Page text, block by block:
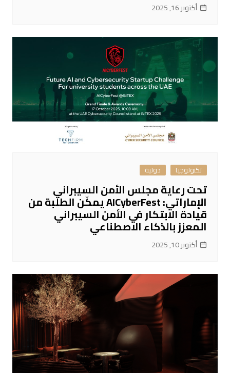
أكتوبر 16, 2025
تكنولوجيا دولية
تحت رعاية مجلس الأمن السيبراني
الإماراتي: AICyberFest يمكّن الطلبة من
قيادة الابتكار في الأمن السيبراني
المعزز بالذكاء الاصطناعي
أكتوبر 10, 2025